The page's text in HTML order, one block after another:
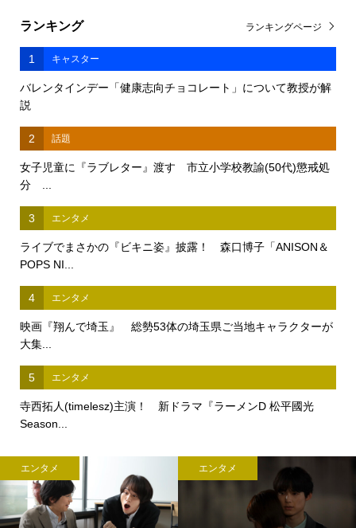
ランキング
1 キャスター
バレンタインデー「健康志向チョコレート」について教授が解
説
2 話題
女子児童に『ラブレター』渡す 市立小学校教諭(50代)懲戒処
分 ...
3 エンタメ
ライブでまさかの『ビキニ姿』披露！ 森口博子「ANISON＆
POPS NI...
4 エンタメ
映画『翔んで埼玉』 総勢53体の埼玉県ご当地キャラクターが
大集...
5 エンタメ
寺西拓人(timelesz)主演！ 新ドラマ『ラーメンD 松平國光
Season...
ランキングページ
エンタメ エンタメ